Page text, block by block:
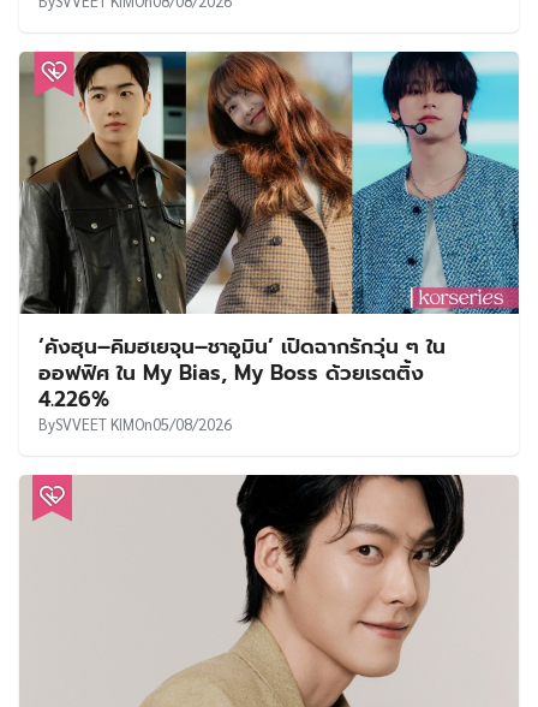
‘คังฮุน–คิมฮเยจุน–ชาอูมิน’ เปิดฉากรักวุ่น ๆ ใน
ออฟฟิศ ใน My Bias, My Boss ด้วยเรตติ้ง
4.226%
BySVVEET KIMOn05/08/2026